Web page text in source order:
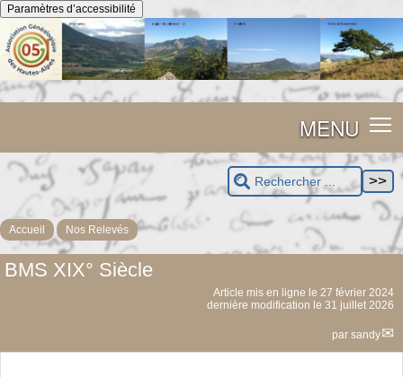
Panneau de gestion des cookies
Paramètres d’accessibilité
MENU
Accueil Nos Relevés
BMS XIX° Siècle
Article mis en ligne le 27 février 2024
dernière modification le 31 juillet 2026
par sandy